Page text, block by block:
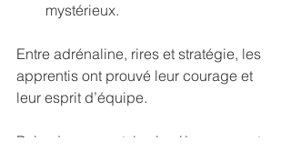
mystérieux.
Entre adrénaline, rires et stratégie, les
apprentis ont prouvé leur courage et
leur esprit d’équipe.
Puis, doucement, les lumières se sont